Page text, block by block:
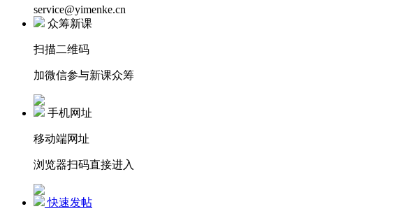
service@yimenke.cn
众筹新课
扫描二维码
加微信参与新课众筹
手机网址
移动端网址
浏览器扫码直接进入
快速发帖